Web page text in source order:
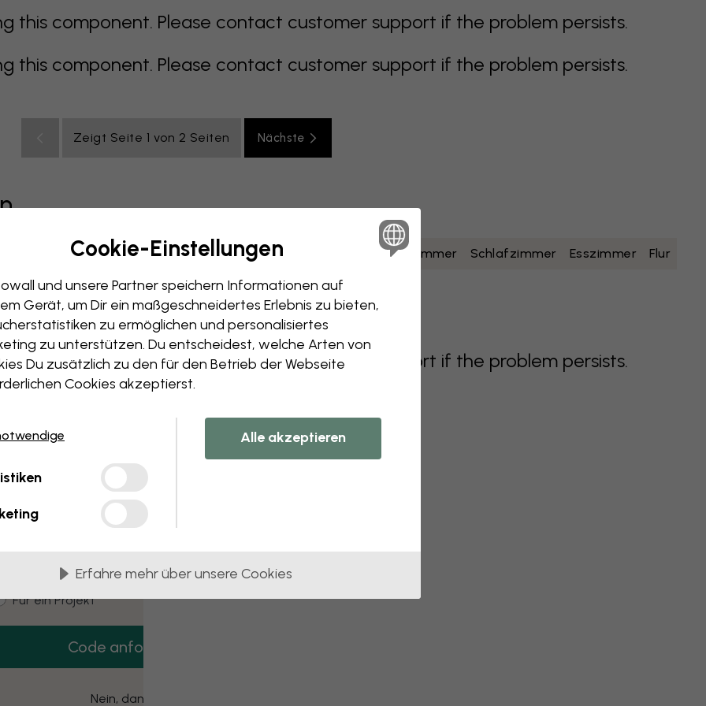
this component. Please contact customer support if the problem persists.
this component. Please contact customer support if the problem persists.
Zeigt Seite 1 von 2 Seiten Nächste
bunt orange rosa lila rot türkis Badezimmer Schlafzimmer Esszimmer Flur
Büro Jugendzimmer Dächer
this component. Please contact customer support if the problem persists.
Cookie-Einstellungen
und unsere Partner speichern Informationen auf
Gerät, um Dir ein maßgeschneidertes Erlebnis zu bieten,
zu ermöglichen und personalisiertes
zu unterstützen. Du entscheidest, welche Arten von
Du zusätzlich zu den für den Betrieb der Webseite
Cookies akzeptierst.
Alle akzeptieren
Erfahre mehr über unsere Cookies
3 kostenlose Muster
dir 3 Tapetenmuster gratis nach Hause.
type
Für mich
Für ein Projekt
Code anfordern
Nein, danke